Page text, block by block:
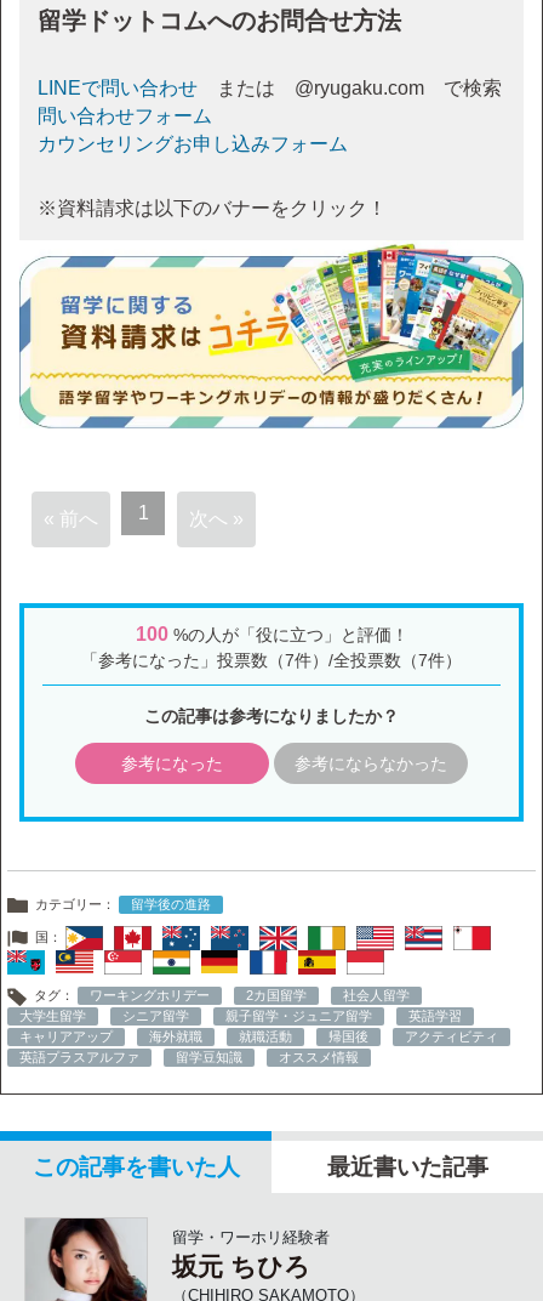
留学ドットコムへのお問合せ方法
LINEで問い合わせ または @ryugaku.com で検索
問い合わせフォーム
カウンセリングお申し込みフォーム
※資料請求は以下のバナーをクリック！
« 前へ 1 次へ »
100%の人が「役に立つ」と評価！
「参考になった」投票数（7件）/全投票数（7件）
この記事は参考になりましたか？
参考になった 参考にならなかった
カテゴリー： 留学後の進路
国：
タグ： ワーキングホリデー 2カ国留学
社会人留学
大学生留学
シニア留学 親子留学・ジュニア留学
英語学習
キャリアアップ
海外就職 就職活動 帰国後
アクティビティ
英語プラスアルファ
留学豆知識 オススメ情報
この記事を書いた人 最近書いた記事
留学・ワーホリ経験者
坂元 ちひろ
（CHIHIRO SAKAMOTO）